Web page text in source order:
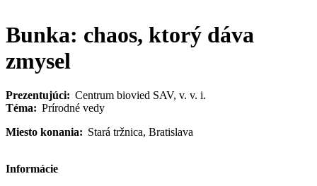
Bunka: chaos, ktorý dáva
zmysel
Prezentujúci: Centrum biovied SAV, v. v. i.
Téma: Prírodné vedy
Miesto konania: Stará tržnica, Bratislava
Informácie